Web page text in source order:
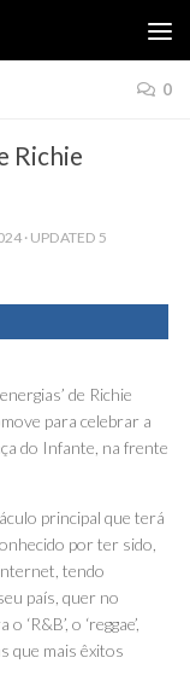
0
Richie
· UPDATED 5
de Richie
para celebrar a
do Infante, na frente
principal que terá
por ter sido,
tendo
país, quer no
o ‘reggae’,
que mais êxitos